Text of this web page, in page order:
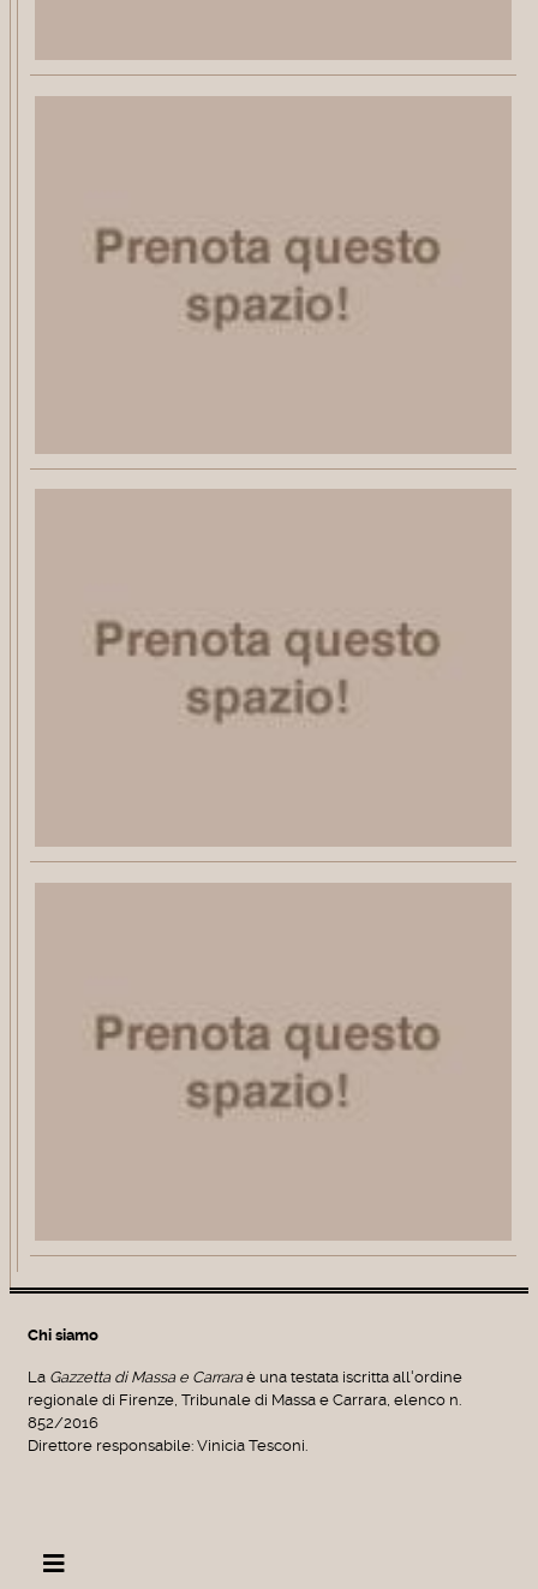
Chi siamo
La Gazzetta di Massa e Carraraè una testata iscritta all'ordine
regionale di Firenze, Tribunale di Massa e Carrara, elenco n.
852/2016
Direttore responsabile: Vinicia Tesconi.